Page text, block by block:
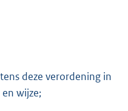
deze verordening in
wijze;